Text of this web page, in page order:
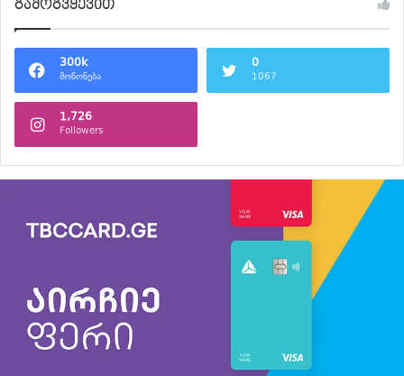
გამოგვყევით
300k
მოწონება
0
1067
1,726
Followers